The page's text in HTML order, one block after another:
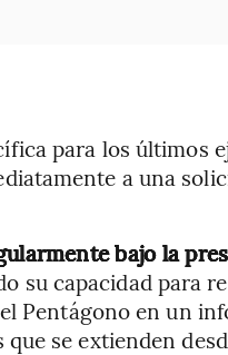
para los últimos
a una
bajo la
su capacidad para
Pentágono en un
se extienden